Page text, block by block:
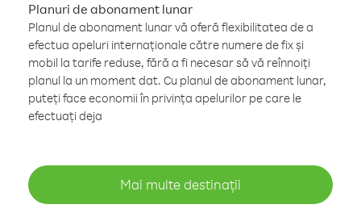
Planuri de abonament lunar
Planul de abonament lunar vă oferă flexibilitatea de a
efectua apeluri internaționale către numere de fix și
mobil la tarife reduse, fără a fi necesar să vă reînnoiți
planul la un moment dat. Cu planul de abonament lunar,
puteți face economii în privința apelurilor pe care le
efectuați deja
Mai multe destinații